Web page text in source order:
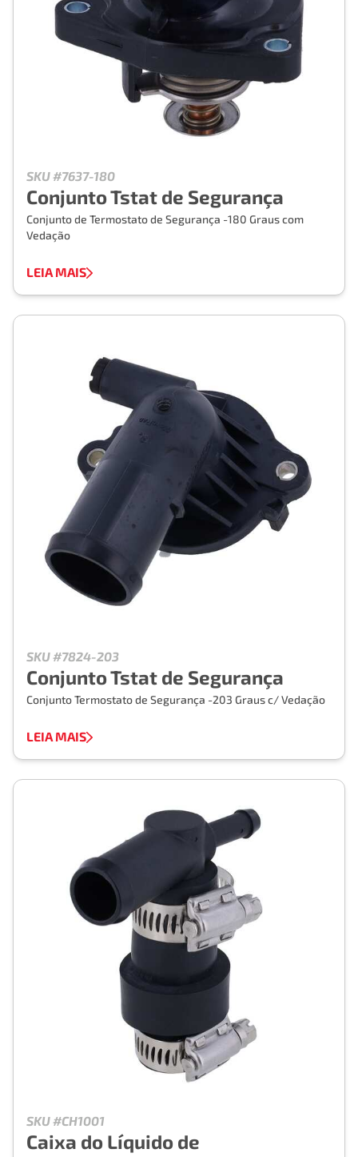
SKU #7637-180
Conjunto Tstat de Segurança
Conjunto de Termostato de Segurança -180 Graus com
Vedação
LEIA MAIS
SKU #7824-203
Conjunto Tstat de Segurança
Conjunto Termostato de Segurança -203 Graus c/ Vedação
LEIA MAIS
SKU #CH1001
Caixa do Líquido de